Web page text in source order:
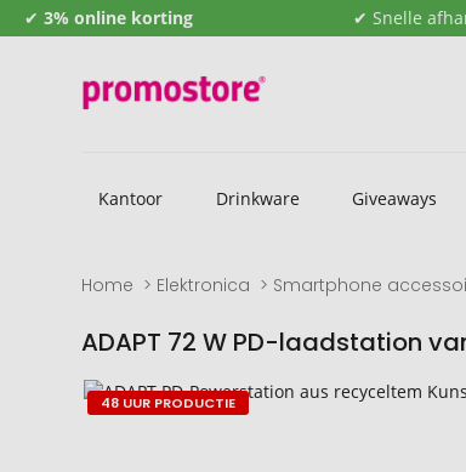
✔ 3% online korting ✔ Snelle
Kantoor Drinkware Giveaways
Home Elektronica Smartphone
ADAPT 72 W PD-laadstation
Naar
het
Naar
het
48 UUR PRODUCTIE